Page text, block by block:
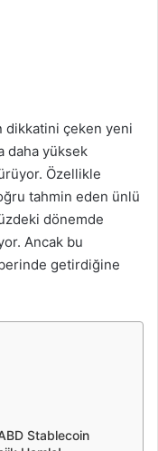
dikkatini çeken yeni
daha yüksek
Özellikle
tahmin eden ünlü
dönemde
Ancak bu
getirdiğine
Stablecoin